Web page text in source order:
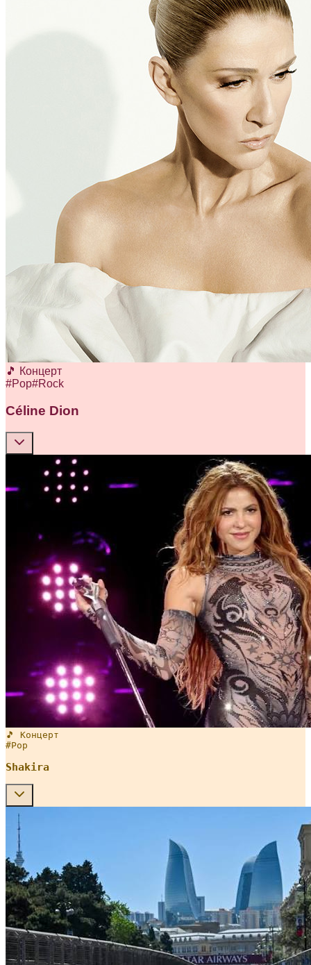
🎵 Концерт
#Pop#Rock
Céline Dion
🎵 Концерт
#Pop
Shakira